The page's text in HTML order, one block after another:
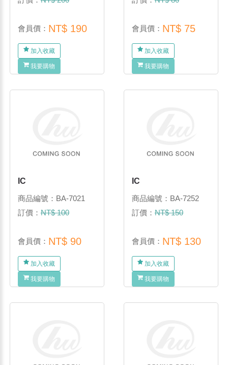
會員價： NT$ 190
加入收藏
我要購物
會員價： NT$ 75
加入收藏
我要購物
IC
商品編號：BA-7021
訂價：NT$ 100
會員價： NT$ 90
加入收藏
我要購物
IC
商品編號：BA-7252
訂價：NT$ 150
會員價： NT$ 130
加入收藏
我要購物